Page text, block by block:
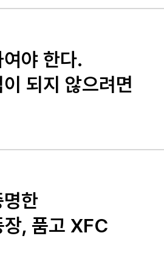
야 한다.
되지 않으려면
한
, 품고 XFC